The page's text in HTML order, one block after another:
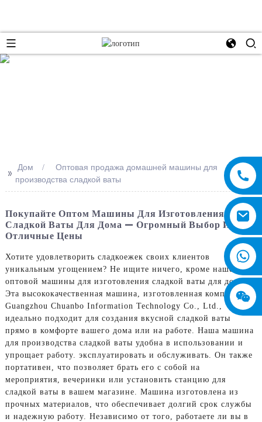
>> Дом
Оптовая продажа домашней машины для
производства сладкой ваты
Покупайте Оптом Машины Для Изготовления
Сладкой Ваты Для Дома — Огромный Выбор И
Отличные Цены
Хотите удовлетворить сладкоежек своих клиентов
уникальным угощением? Не ищите ничего, кроме нашей
оптовой машины для изготовления сладкой ваты для дома!
Эта высококачественная машина, изготовленная компанией
Guangzhou Chuanbo Information Technology Co., Ltd.,
идеально подходит для создания вкусной сладкой ваты
прямо в комфорте вашего дома или на работе. Наша машина
для производства сладкой ваты удобна в использовании и
упрощает работу. эксплуатировать и обслуживать. Он также
портативен, что позволяет брать его с собой на
мероприятия, вечеринки или установить станцию ​​для
сладкой ваты в вашем магазине. Машина изготовлена ​​из
прочных материалов, что обеспечивает долгий срок службы
и надежную работу. Независимо от того, работаете ли вы в